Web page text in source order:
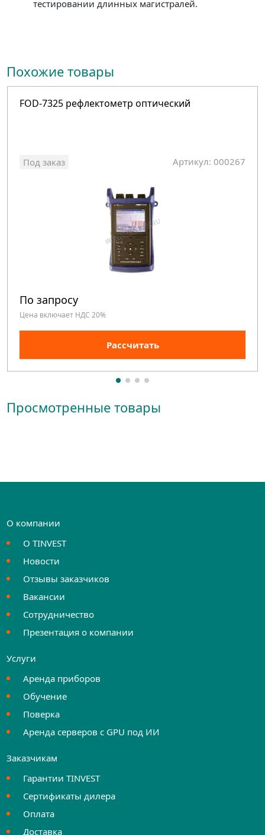
тестировании длинных магистралей.
Похожие товары
FOD-7325 рефлектометр оптический
Под заказ Артикул: 000267
По запросу
Цена включает НДС 20%
Рассчитать
Просмотренные товары
О компании
О TINVEST
Новости
Отзывы заказчиков
Вакансии
Сотрудничество
Презентация о компании
Услуги
Аренда приборов
Обучение
Поверка
Аренда серверов с GPU под ИИ
Заказчикам
Гарантии TINVEST
Сертификаты дилера
Оплата
Доставка